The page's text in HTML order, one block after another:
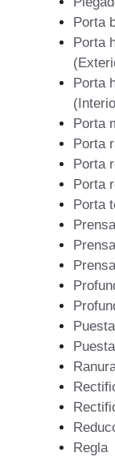
Porta
Porta
Porta
Porta
Porta
Porta
Porta
Porta
Regla